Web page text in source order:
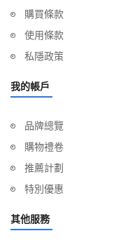
購買條款
使用條款
私隱政策
我的帳戶
品牌總覽
購物禮卷
推薦計劃
特別優惠
其他服務